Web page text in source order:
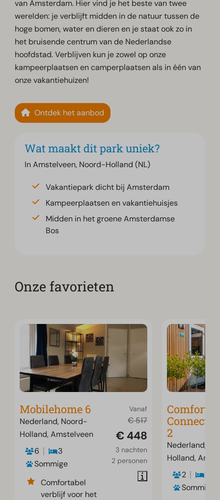
van Amsterdam. Hier vind je het beste van twee
werelden: je verblijft midden in de natuur tussen de
hoge bomen, water en dieren en je staat ook zo in
het bruisende centrum van de Nederlandse
hoofdstad. Verblijven kun je zowel op onze
kampeerplaatsen en camperplaatsen als in één van
onze vakantiehuizen!
Ontdek het aanbod
Wat maakt dit park uniek?
In Amstelveen, Noord-Holland (NL)
Vakantiepark dicht bij Amsterdam
Kampeerplaatsen en vakantiehuisjes
Midden in het groene Amsterdamse
Bos
Onze favorieten
Vanaf
€ 517
€ 448
3 nachten
2 personen
Mobilehome 6
Nederland, Noord-
Holland, Amstelveen
6
3
Sommige
Comfortabel
verblijf voor het
Comfort
2
Nederland,
Holland,
2
1
Sommige